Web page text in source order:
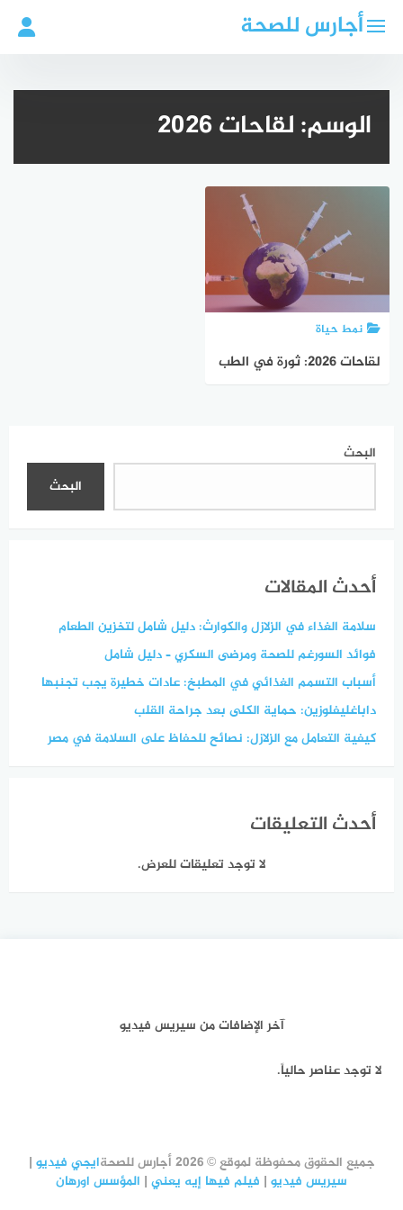
أجارس للصحة
الوسم:لقاحات 2026
نمط حياة
لقاحات 2026: ثورة في الطب
البحث
البحث
أحدث المقالات
سلامة الغذاء في الزلازل والكوارث: دليل شامل لتخزين الطعام
فوائد السورغم للصحة ومرضى السكري – دليل شامل
أسباب التسمم الغذائي في المطبخ: عادات خطيرة يجب تجنبها
داباغليفلوزين: حماية الكلى بعد جراحة القلب
كيفية التعامل مع الزلازل: نصائح للحفاظ على السلامة في مصر
أحدث التعليقات
لا توجد تعليقات للعرض.
آخر الإضافات من سيريس فيديو
لا توجد عناصر حالياً.
جميع الحقوق محفوظة لموقع © 2026 أجارس للصحة ايجي فيديو |
سيريس فيديو | فيلم فيها إيه يعني | المؤسس اورهان